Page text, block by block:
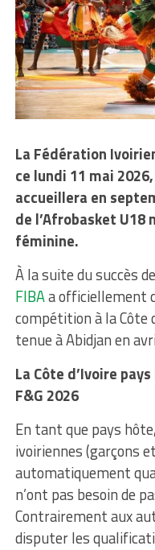
La Fédération
ce lundi 11 mai
accueillera en
de l’Afrobasket
féminine.
À la suite du succès
FIBAa officiellement
compétition à la Côte
tenue à Abidjan en
La Côte d’Ivoire
F&G 2026
En tant que pays
ivoiriennes (garçons
automatiquement
n’ont pas besoin de
Contrairement aux
disputer les